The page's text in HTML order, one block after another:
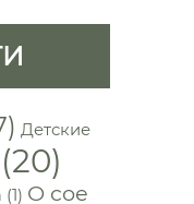
Детские
(20)
(1) О сое